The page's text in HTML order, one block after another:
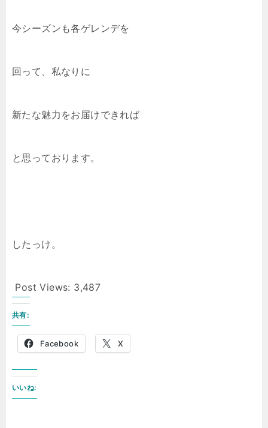
今シーズンも各ゲレンデを
回って、私なりに
新たな魅力をお届けできれば
と思っております。
したっけ。
Post Views: 3,487
共有:
Facebook X
いいね: